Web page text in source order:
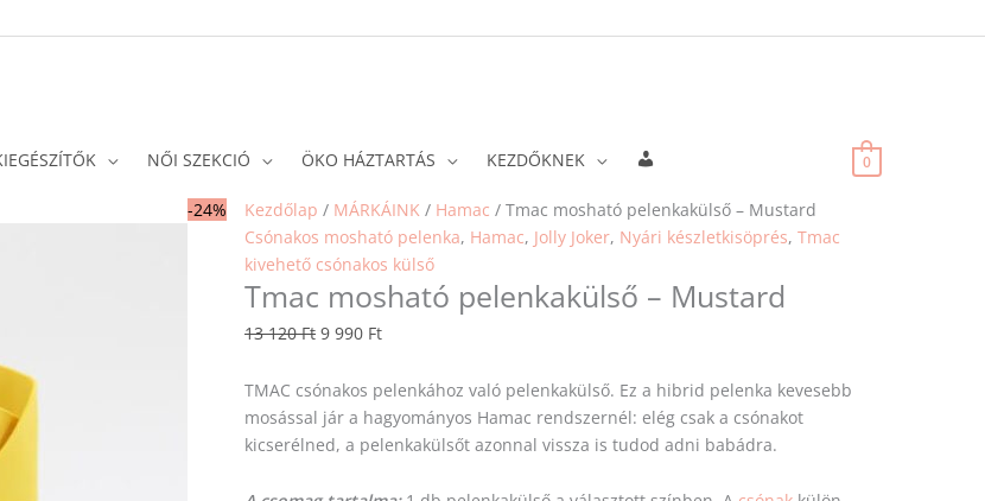
NŐI SZEKCIÓ ÖKO HÁZTARTÁS KEZDŐKNEK 0
-24% Kezdőlap / MÁRKÁINK / Hamac / Tmac mosható pelenkakülső – Mustard
Csónakos mosható pelenka, Hamac, Jolly Joker, Nyári készletkisöprés, Tmac
kivehető csónakos külső
Tmac mosható pelenkakülső – Mustard
13 120Ft
Original
price
was:
13
9 990 Ft
Current
price
is:
9
TMAC csónakos pelenkához való pelenkakülső. Ez a hibrid pelenka kevesebb
mosással jár a hagyományos Hamac rendszernél: elég csak a csónakot
kicserélned, a pelenkakülsőt azonnal vissza is tudod adni babádra.
Tmac
mosható
pelenkakülső
-
mennyiség